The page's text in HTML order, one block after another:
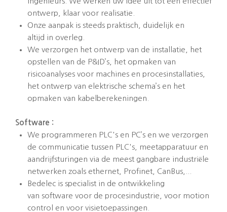
ontwerp, klaar voor realisatie.
Onze aanpak is steeds praktisch, duidelijk en
altijd in overleg.
We verzorgen het ontwerp van de installatie, het
opstellen van de P&ID’s, het opmaken van
risicoanalyses voor machines en procesinstallaties,
het ontwerp van elektrische schema’s en het
opmaken van kabelberekeningen.
Software :
We programmeren PLC's en PC’s en we verzorgen
de communicatie tussen PLC's, meetapparatuur en
aandrijfsturingen via de meest gangbare industriële
netwerken zoals ethernet, Profinet, CanBus,...
Bedelec is specialist in de ontwikkeling
van software voor de procesindustrie, voor motion
control en voor visietoepassingen.